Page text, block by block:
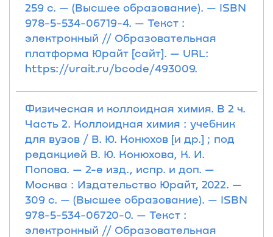
259 с. — (Высшее образование). — ISBN
978-5-534-06719-4. — Текст :
электронный // Образовательная
платформа Юрайт [сайт]. — URL:
https://urait.ru/bcode/493009.
Физическая и коллоидная химия. В 2 ч.
Часть 2. Коллоидная химия : учебник
для вузов / В. Ю. Конюхов [и др.] ; под
редакцией В. Ю. Конюхова, К. И.
Попова. — 2-е изд., испр. и доп. —
Москва : Издательство Юрайт, 2022. —
309 с. — (Высшее образование). — ISBN
978-5-534-06720-0. — Текст :
электронный // Образовательная